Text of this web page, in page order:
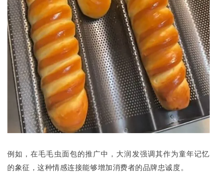
例如，在毛毛虫面包的推广中，大润发强调其作为童年记忆
的象征，这种情感连接能够增加消费者的品牌忠诚度。